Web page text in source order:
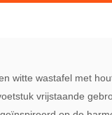
witte wastafel met
vrijstaande